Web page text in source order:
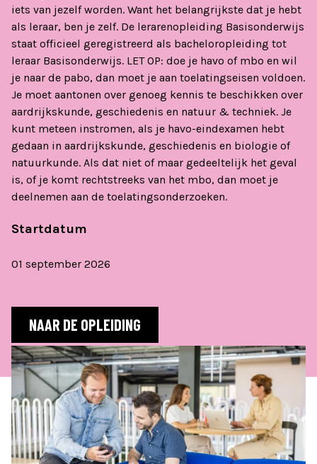
iets van jezelf worden. Want het belangrijkste dat je hebt
als leraar, ben je zelf. De lerarenopleiding Basisonderwijs
staat officieel geregistreerd als bacheloropleiding tot
leraar Basisonderwijs. LET OP: doe je havo of mbo en wil
je naar de pabo, dan moet je aan toelatingseisen voldoen.
Je moet aantonen over genoeg kennis te beschikken over
aardrijkskunde, geschiedenis en natuur & techniek. Je
kunt meteen instromen, als je havo-eindexamen hebt
gedaan in aardrijkskunde, geschiedenis en biologie of
natuurkunde. Als dat niet of maar gedeeltelijk het geval
is, of je komt rechtstreeks van het mbo, dan moet je
deelnemen aan de toelatingsonderzoeken.
Startdatum
01 september 2026
NAAR DE OPLEIDING